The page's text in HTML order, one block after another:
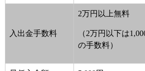
入出金手数料
2万円以上無料
（2万円以下は
の手数料）